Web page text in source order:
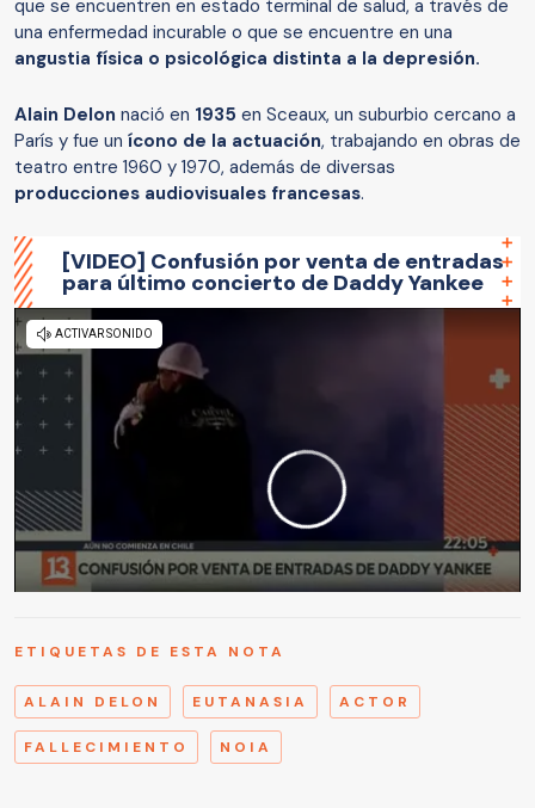
que se encuentren en estado terminal de salud, a través de
una enfermedad incurable o que se encuentre en una
angustia física o psicológica distinta a la depresión.
Alain Delon nació en 1935 en Sceaux, un suburbio cercano a
París y fue un ícono de la actuación, trabajando en obras de
teatro entre 1960 y 1970, además de diversas
producciones audiovisuales francesas.
[VIDEO] Confusión por venta de entradas
para último concierto de Daddy Yankee
ETIQUETAS DE ESTA NOTA
ALAIN DELON EUTANASIA ACTOR
FALLECIMIENTO NOIA